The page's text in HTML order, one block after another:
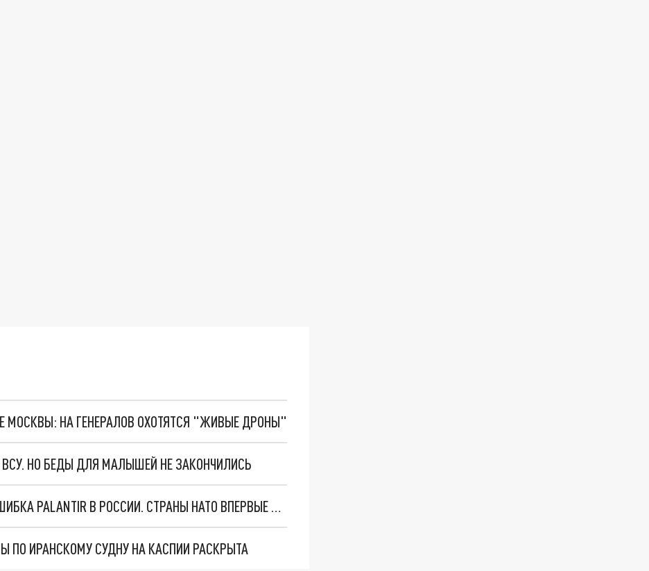
МОСКВЫ: НА ГЕНЕРАЛОВ ОХОТЯТСЯ "ЖИВЫЕ ДРОНЫ"
НО БЕДЫ ДЛЯ МАЛЫШЕЙ НЕ ЗАКОНЧИЛИСЬ
"ОЧЕНЬ ПЛОХИЕ НОВОСТИ": БОЛЬШАЯ ОШИБКА PALANTIR В РОССИИ. СТРАНЫ НАТО ВПЕРВЫЕ ЗА СВО ОСТАНОВИЛИ ПОСТАВКИ ОРУЖИЯ. ВСУ ТЕРЯЮТ ПРИГРАНИЧЬЕ?
ПО ИРАНСКОМУ СУДНУ НА КАСПИИ РАСКРЫТА